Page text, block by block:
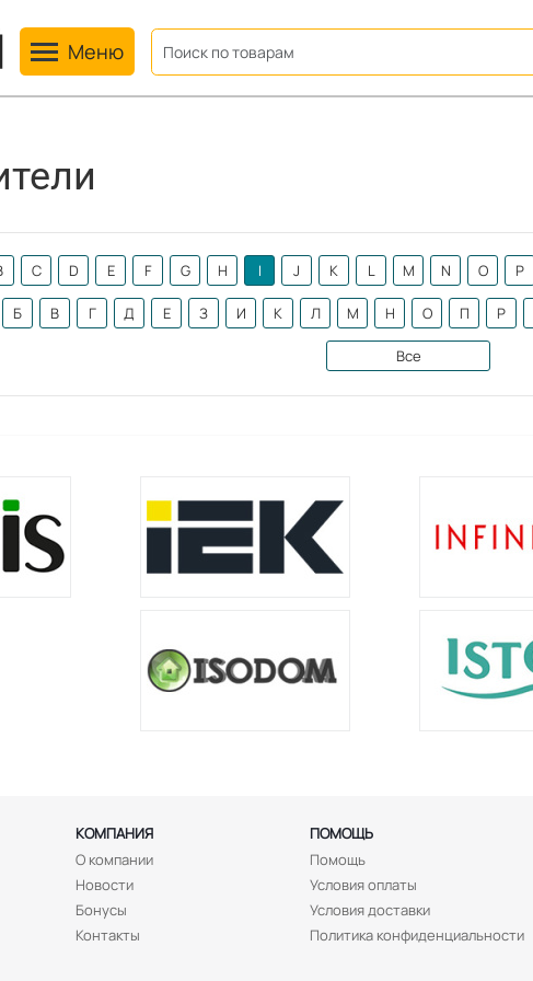
Toggle navigation
Меню
C D E F G H I J K L M N O P
Б В Г Д Е З И К Л М Н О П Р
Все
КОМПАНИЯ ПОМОЩЬ
О компании
Новости
Бонусы
Контакты
Помощь
Условия оплаты
Условия доставки
Политика конфиденциальности